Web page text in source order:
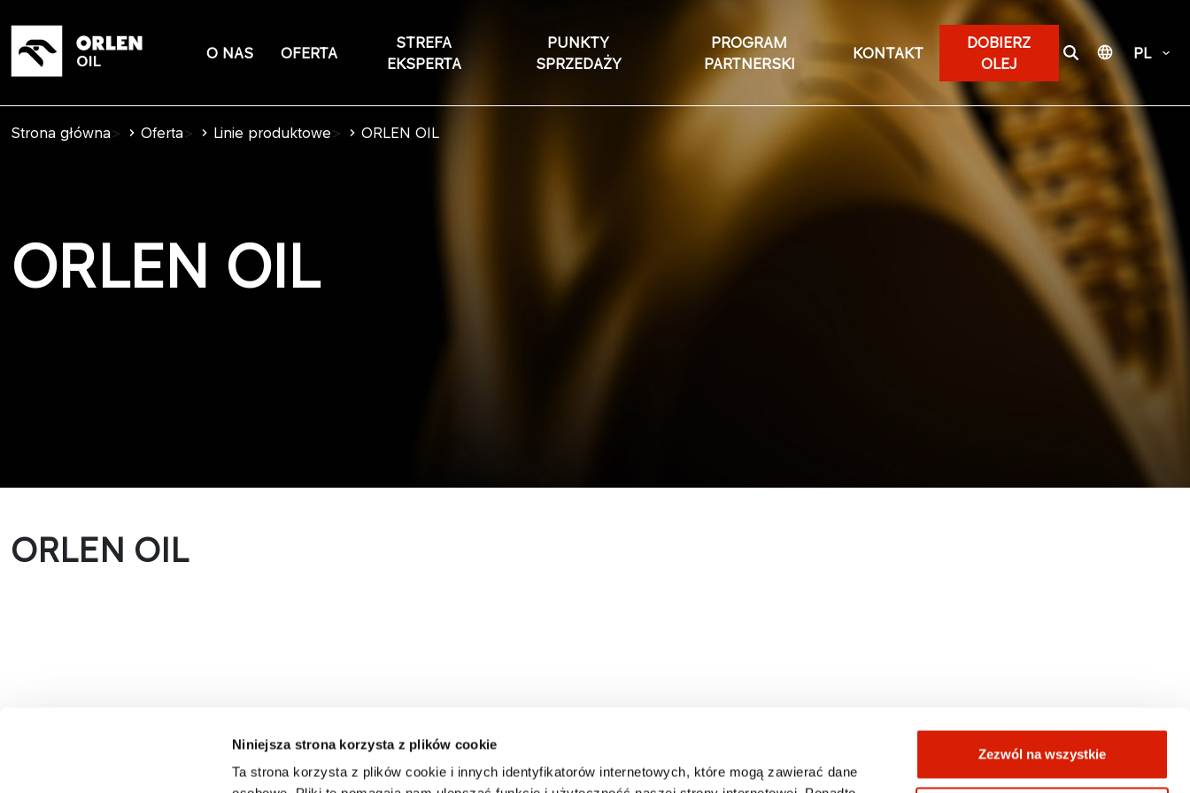
Niniejsza strona korzysta z plików cookie
Ta strona korzysta z plików cookie i innych identyfikatorów internetowych, które mogą zawierać dane
Zezwól na wszystkie
O NAS OFERTA
STREFA
EKSPERTA
PUNKTY
SPRZEDAŻY
PROGRAM
PARTNERSKI
KONTAKT
DOBIERZ
OLEJ
PL
Strona główna> Oferta> Linie produktowe> ORLEN OIL
ORLEN OIL
ORLEN OIL
ORLEN OIL Sp. z o.o.